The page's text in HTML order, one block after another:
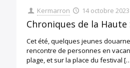
Kermarron 14 octobre 2023
Chroniques de la Haute
Cet été, quelques jeunes
rencontre de personnes en
plage, et sur la place du festival